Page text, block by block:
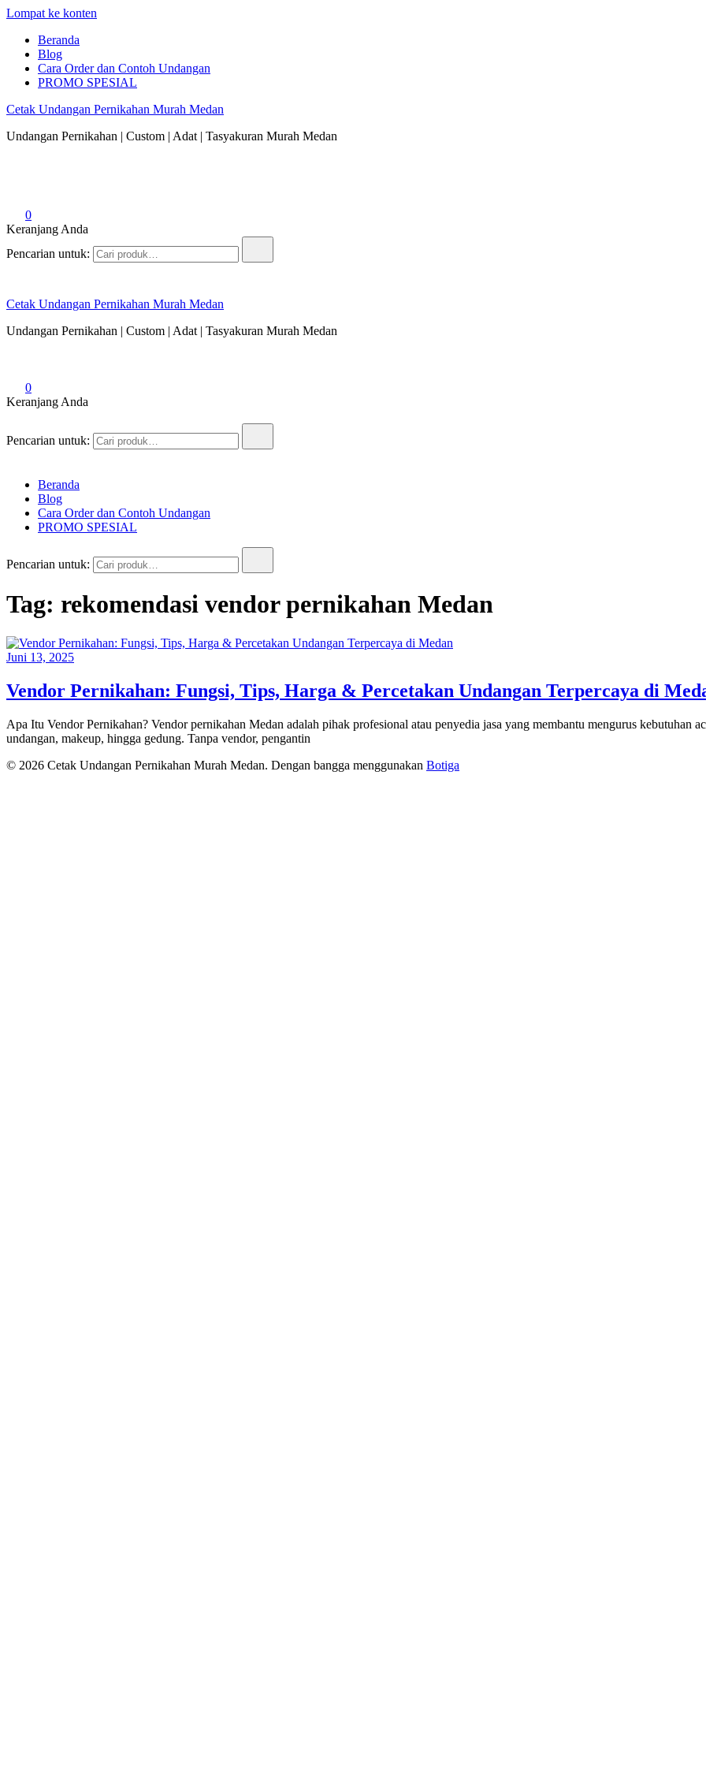
Lompat ke konten
Beranda
Blog
Cara Order dan Contoh Undangan
PROMO SPESIAL
Cetak Undangan Pernikahan Murah Medan
Undangan Pernikahan | Custom | Adat | Tasyakuran Murah Medan
0
Keranjang Anda
Pencarian untuk:
Cetak Undangan Pernikahan Murah Medan
Undangan Pernikahan | Custom | Adat | Tasyakuran Murah Medan
0
Keranjang Anda
Pencarian untuk:
Beranda
Blog
Cara Order dan Contoh Undangan
PROMO SPESIAL
Pencarian untuk:
Tag: rekomendasi vendor pernikahan Medan
Juni 13, 2025
Vendor Pernikahan: Fungsi, Tips, Harga & Percetakan Undangan Terpercaya di
Apa Itu Vendor Pernikahan? Vendor pernikahan Medan adalah pihak profesional atau penyedia jasa yang membantu mengurus kebutuhan
undangan, makeup, hingga gedung. Tanpa vendor, pengantin
© 2026 Cetak Undangan Pernikahan Murah Medan. Dengan bangga menggunakan Botiga